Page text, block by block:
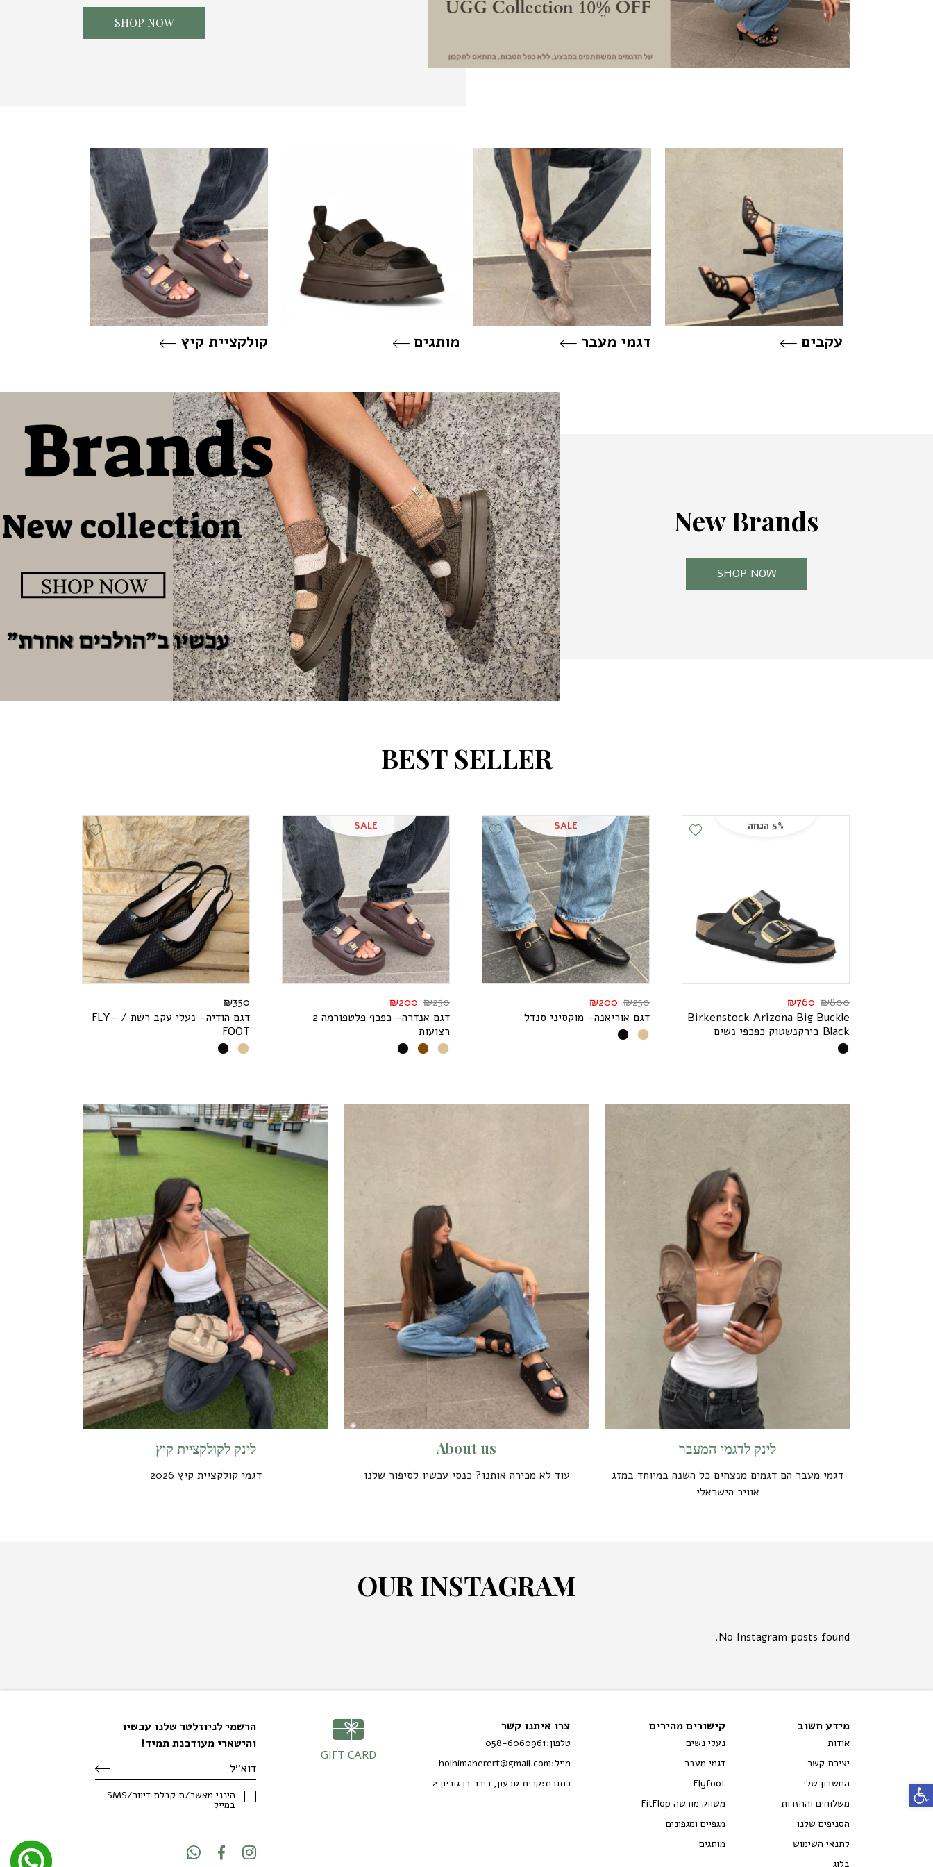
פתח סרגל נגישות
SHOP NOW
עקבים דגמי מעבר מותגים קולקציית קיץ
NewBrands
SHOP NOW
BEST SELLER
Add Wishlist 5% הנחה
₪800
₪760
Birkenstock Arizona Big Buckle
Black בירקנשטוק כפכפי נשים
Add Wishlist SALE
₪250
₪200
דגם אוריאנה- מוקסיני סנדל
Add Wishlist SALE
₪250
₪200
דגם אנדרה- כפכף פלטפורמה 2
רצועות
Add Wishlist
₪350
דגם הודיה- נעלי עקב רשת /
FLY-
FOOT
לינק לדגמי המעבר
דגמי מעבר הם דגמים מנצחים כל השנה במיוחד במזג
אוויר הישראלי
About us
עוד לא מכירה אותנו? כנסי עכשיו לסיפור שלנו
לינק לקולקציית קיץ
דגמי קולקציית קיץ 2026
OURINSTAGRAM
No Instagram posts found.
מידע חשוב
אודות
יצירת קשר
החשבון שלי
משלוחים והחזרות
הסניפים שלנו
לתנאי השימוש
בלוג
קישורים מהירים
נעלי נשים
דגמי מעבר
Flyfoot
משווק מורשה FitFlop
מגפיים ומגפונים
מותגים
צרו איתנו קשר
טלפון:058-6060961
מייל:holhimaherert@gmail.com
כתובת:קרית טבעון, כיכר בן גוריון 2
GIFT CARD
הרשמי לניוזלטר שלנו עכשיו
והישארי מעודכנת תמיד!
SMS/הינני מאשר/ת קבלת דיוור
במייל